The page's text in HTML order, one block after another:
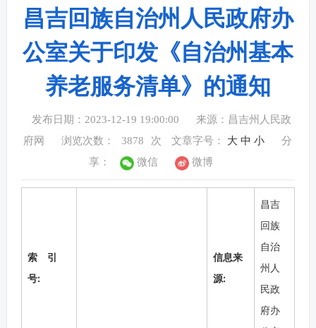
昌吉回族自治州人民政府办
公室关于印发《自治州基本
养老服务清单》的通知
发布日期：2023-12-19 19:00:00
来源：昌吉州人民政
府网
浏览次数： 3878 次 文章字号： 大 中 小
分
享：
微信 微博
索 引
号:
信息来
源:
昌吉
回族
自治
州人
民政
府办